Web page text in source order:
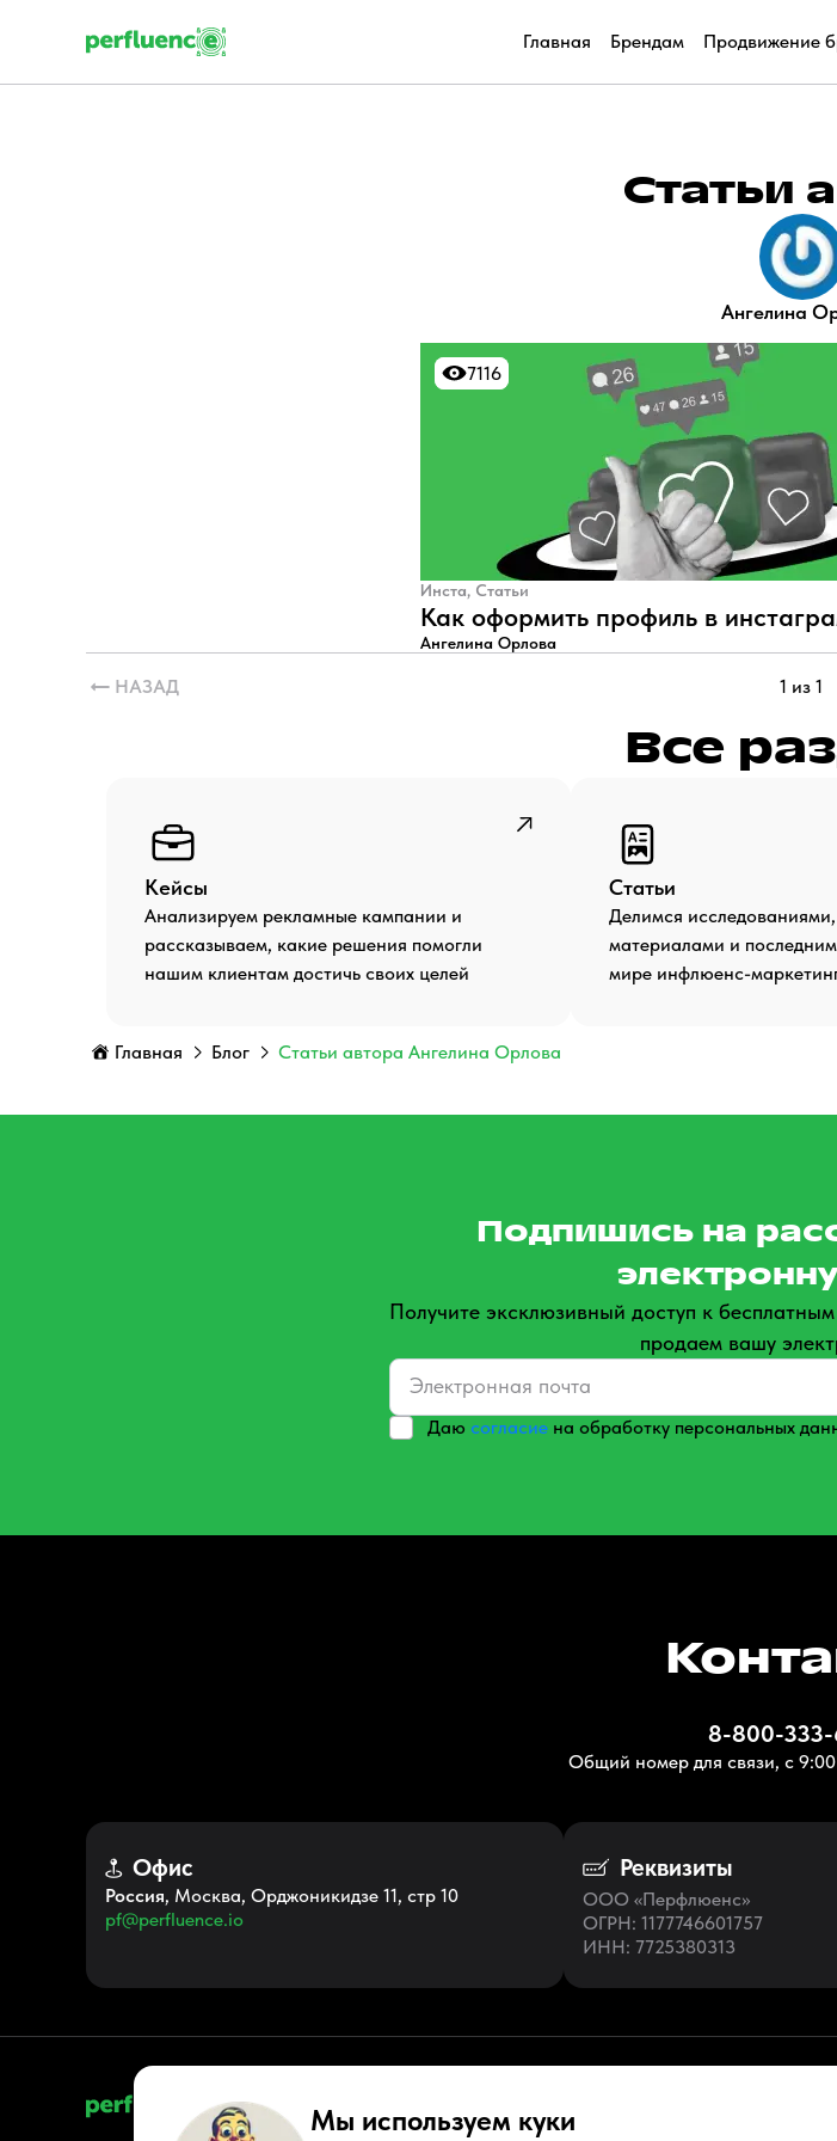
Главная Брендам Продвижение
Статьи
Ангелина
7116
7116
Инста, Статьи
Как оформить профиль в
Ангелина Орлова
НАЗАД 1 из 1
Все
Кейсы
Анализируем рекламные кампании и
рассказываем, какие решения помогли
нашим клиентам достичь своих целей
Статьи
Делимся
материалами и
мире инфлюенс-
Главная Блог Статьи автора Ангелина Орлова
Подпишись на
Получите эксклюзивный доступ к
продаем вашу
Даю согласие на обработку персональных
8-800-
Общий номер для связи, с
Офис
Россия, Москва, Орджоникидзе 11, стр 10
pf@perfluence.io
Реквизиты
ООО «Перфлюенс»
ОГРН: 1177746601757
ИНН: 7725380313
Мы используем куки